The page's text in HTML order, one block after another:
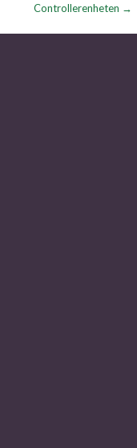
Controllerenheten →